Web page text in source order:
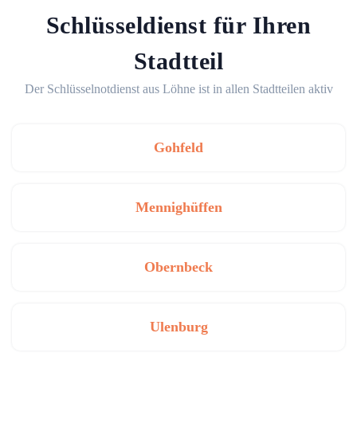
Schlüsseldienst für Ihren
Stadtteil
Der Schlüsselnotdienst aus Löhne ist in allen Stadtteilen aktiv
Gohfeld
Mennighüffen
Obernbeck
Ulenburg